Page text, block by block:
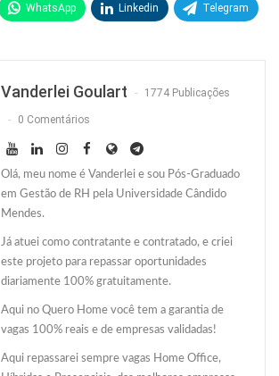
WhatsApp Linkedin Telegram
Vanderlei Goulart 1774 Publicações
0 Comentários
Olá, meu nome é Vanderlei e sou Pós-Graduado
em Gestão de RH pela Universidade Cândido
Mendes.
Já atuei como contratante e contratado, e criei
este projeto para repassar oportunidades
diariamente 100% gratuitamente.
Aqui no Quero Home você tem a garantia de
vagas 100% reais e de empresas validadas!
Aqui repassarei sempre vagas Home Office,